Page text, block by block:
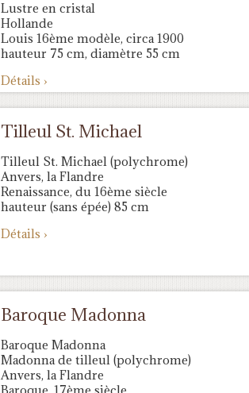
Lustre en cristal
Hollande
Louis 16ème modèle, circa 1900
hauteur 75 cm, diamètre 55 cm
Détails ›
Tilleul St. Michael
Tilleul St. Michael (polychrome)
Anvers, la Flandre
Renaissance, du 16ème siècle
hauteur (sans épée) 85 cm
Détails ›
Baroque Madonna
Baroque Madonna
Madonna de tilleul (polychrome)
Anvers, la Flandre